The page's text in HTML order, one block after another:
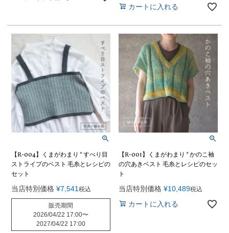
カートに入れる
【R-004】くまがわまり * すべり目
ストライプのベスト 毛糸とレシピの
セット
当店特別価格 ¥7,541 税込
販売期間
2026/04/22 17:00〜
2027/04/22 17:00
【R-001】くまがわまり * かのこ袖
の穴あきベスト 毛糸とレシピのセッ
ト
当店特別価格 ¥10,489税込
カートに入れる